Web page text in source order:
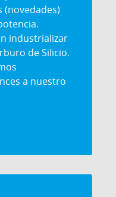
(novedades)
industrializar
de Silicio.
a nuestro